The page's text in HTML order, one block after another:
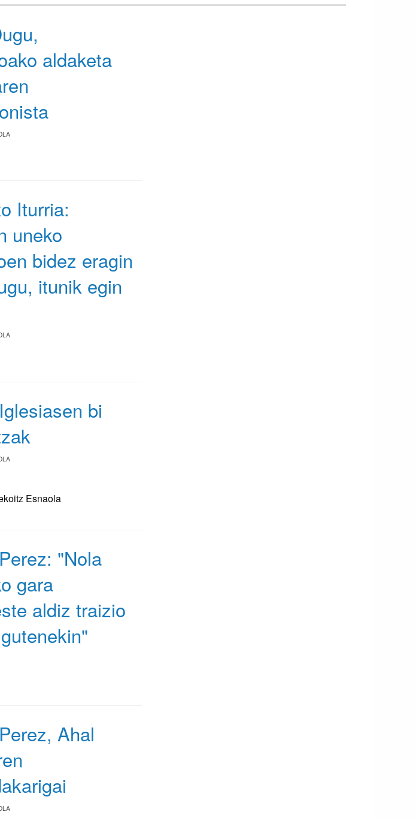
aldaketa
Iturria:
uneko
bidez eragin
itunik egin
bi
Esnaola
"Nola
gara
aldiz traizio
Ahal